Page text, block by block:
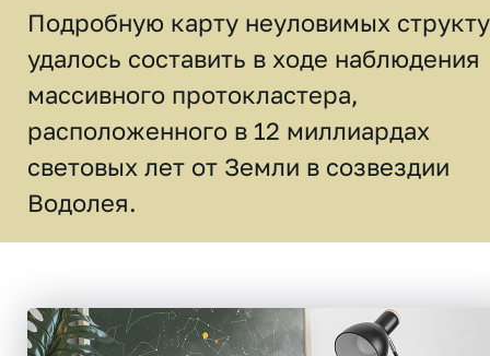
Подробную карту неуловимых
удалось составить в ходе наблюдения
массивного протокластера,
расположенного в 12 миллиардах
световых лет от Земли в созвездии
Водолея.